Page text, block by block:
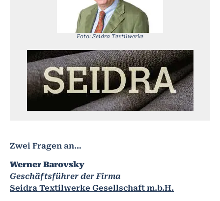
Zwei Fragen an…
Werner Barovsky
Geschäftsführer der Firma
Seidra Textilwerke Gesellschaft m.b.H.
Foto: Seidra Textilwerke